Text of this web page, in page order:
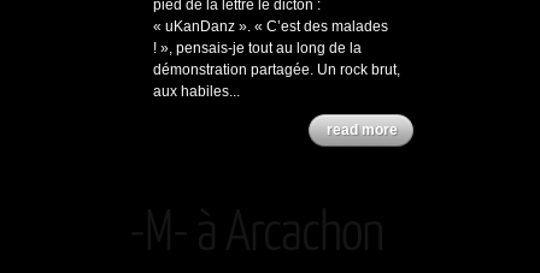
pied de la lettre le dicton :
« uKanDanz ». « C’est des malades
! », pensais-je tout au long de la
démonstration partagée. Un rock brut,
aux habiles...
read more